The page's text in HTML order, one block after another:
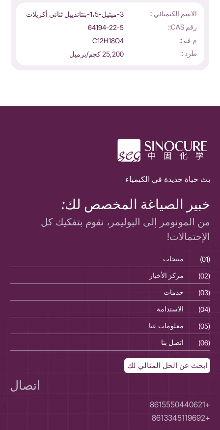
الاسم الكيميائي ::
3-ميثيل-1،5-بنتاندييل ثنائي أكريلات
رقم CAS::
64194-22-5
م ف ::
C12H18O4
طَرد ::
25,200 كجم/برميل
بث حياة جديدة في الكيمياء
خبير الصياغة المخصص لك:
من المونومر إلى البوليمر، نقوم بتفكيك كل
الإحتمالات!
(01) منتجات
(02)
مركز الأخبار
(03)
خدمات
(04)
الاستدامة
(05)
معلومات عنا
(06)
اتصل بنا
ابحث عن الحل المثالي لك
اتصال
+8615550440621
+8613345119692